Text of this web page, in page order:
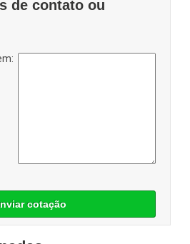
de contato ou
cotação